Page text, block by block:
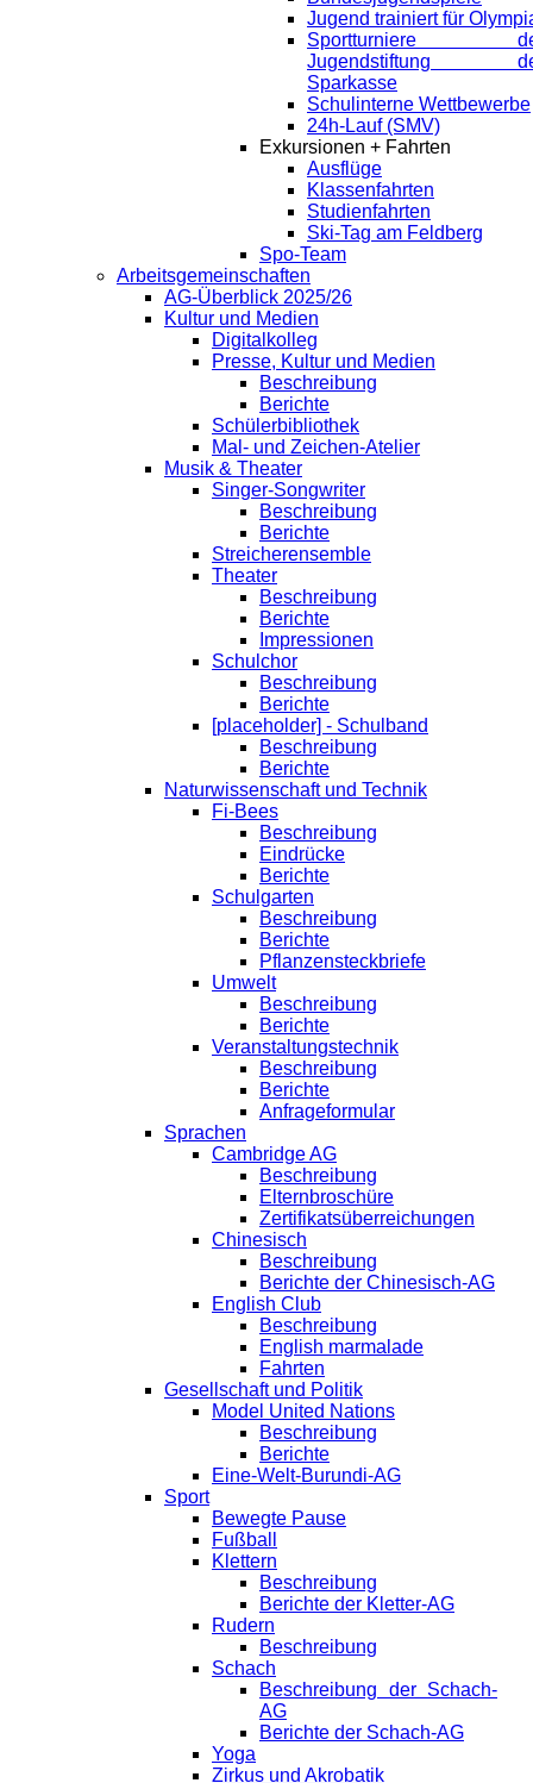
Jugend trainiert für
Sportturniere
Jugendstiftung
Sparkasse
Schulinterne Wettbewerbe
24h-Lauf (SMV)
Exkursionen + Fahrten
Ausflüge
Klassenfahrten
Studienfahrten
Ski-Tag am Feldberg
Spo-Team
Arbeitsgemeinschaften
AG-Überblick 2025/26
Kultur und Medien
Digitalkolleg
Presse, Kultur und Medien
Beschreibung
Berichte
Schülerbibliothek
Mal- und Zeichen-Atelier
Musik & Theater
Singer-Songwriter
Beschreibung
Berichte
Streicherensemble
Theater
Beschreibung
Berichte
Impressionen
Schulchor
Beschreibung
Berichte
[placeholder] - Schulband
Beschreibung
Berichte
Naturwissenschaft und Technik
Fi-Bees
Beschreibung
Eindrücke
Berichte
Schulgarten
Beschreibung
Berichte
Pflanzensteckbriefe
Umwelt
Beschreibung
Berichte
Veranstaltungstechnik
Beschreibung
Berichte
Anfrageformular
Sprachen
Cambridge AG
Beschreibung
Elternbroschüre
Zertifikatsüberreichungen
Chinesisch
Beschreibung
Berichte der Chinesisch-AG
English Club
Beschreibung
English marmalade
Fahrten
Gesellschaft und Politik
Model United Nations
Beschreibung
Berichte
Eine-Welt-Burundi-AG
Sport
Bewegte Pause
Fußball
Klettern
Beschreibung
Berichte der Kletter-AG
Rudern
Beschreibung
Schach
Beschreibung der Schach-
AG
Berichte der Schach-AG
Yoga
Zirkus und Akrobatik